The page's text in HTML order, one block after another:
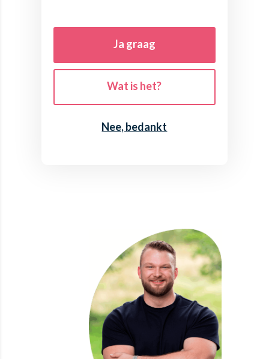
Ja graag
Wat is het?
Nee, bedankt